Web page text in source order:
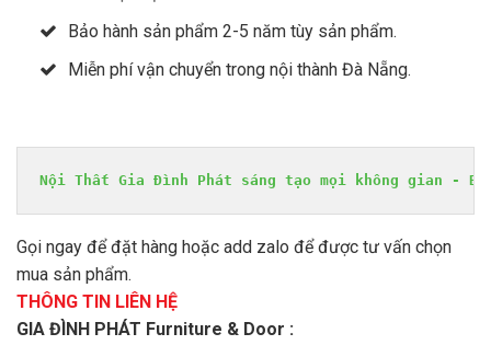
Bảo hành sản phẩm 2-5 năm tùy sản phẩm.
Miễn phí vận chuyển trong nội thành Đà Nẵng.
Nội Thất Gia Đình Phát sáng tạo mọi không gian -
Gọi ngay để đặt hàng hoặc add zalo để được tư vấn chọn
mua sản phẩm.
THÔNG TIN LIÊN HỆ
GIA ĐÌNH PHÁT Furniture & Door :